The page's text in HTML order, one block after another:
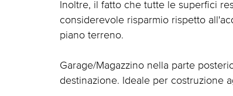
Inoltre, il fatto che tutte le superfici
considerevole risparmio rispetto
piano terreno.
Garage/Magazzino nella parte
destinazione. Ideale per costruzione